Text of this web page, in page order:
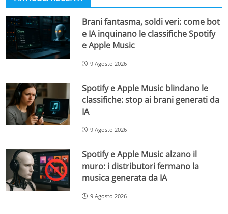
Brani fantasma, soldi veri: come bot
e IA inquinano le classifiche Spotify
e Apple Music
9 Agosto 2026
Spotify e Apple Music blindano le
classifiche: stop ai brani generati da
IA
9 Agosto 2026
Spotify e Apple Music alzano il
muro: i distributori fermano la
musica generata da IA
9 Agosto 2026